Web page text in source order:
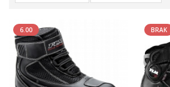
6.00 BRAK